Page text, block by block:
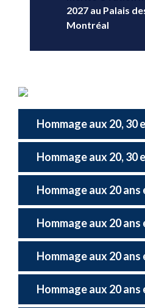
2027 au Palais
Montréal
Hommage aux 20, 30
Hommage aux 20, 30
Hommage aux 20 ans
Hommage aux 20 ans
Hommage aux 20 ans
Hommage aux 20 ans